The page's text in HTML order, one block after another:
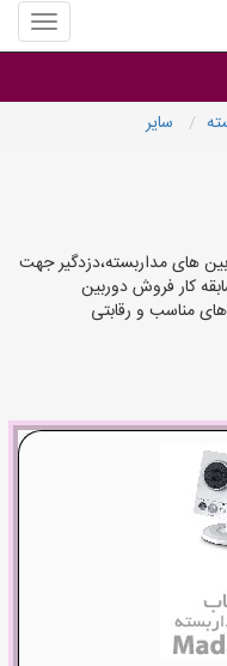
منوی
سایت
یاب
سایر
های مداربسته،دزدگیر جهت
کار فروش دوربین
مناسب و رقابتی